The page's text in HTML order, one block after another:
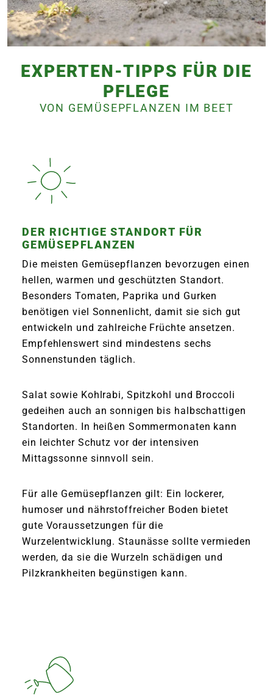
EXPERTEN-TIPPS FÜR DIE
PFLEGE
VON GEMÜSEPFLANZEN IM BEET
DER RICHTIGE STANDORT FÜR
GEMÜSEPFLANZEN
Die meisten Gemüsepflanzen bevorzugen einen
hellen, warmen und geschützten Standort.
Besonders Tomaten, Paprika und Gurken
benötigen viel Sonnenlicht, damit sie sich gut
entwickeln und zahlreiche Früchte ansetzen.
Empfehlenswert sind mindestens sechs
Sonnenstunden täglich.
Salat sowie Kohlrabi, Spitzkohl und Broccoli
gedeihen auch an sonnigen bis halbschattigen
Standorten. In heißen Sommermonaten kann
ein leichter Schutz vor der intensiven
Mittagssonne sinnvoll sein.
Für alle Gemüsepflanzen gilt: Ein lockerer,
humoser und nährstoffreicher Boden bietet
gute Voraussetzungen für die
Wurzelentwicklung. Staunässe sollte vermieden
werden, da sie die Wurzeln schädigen und
Pilzkrankheiten begünstigen kann.